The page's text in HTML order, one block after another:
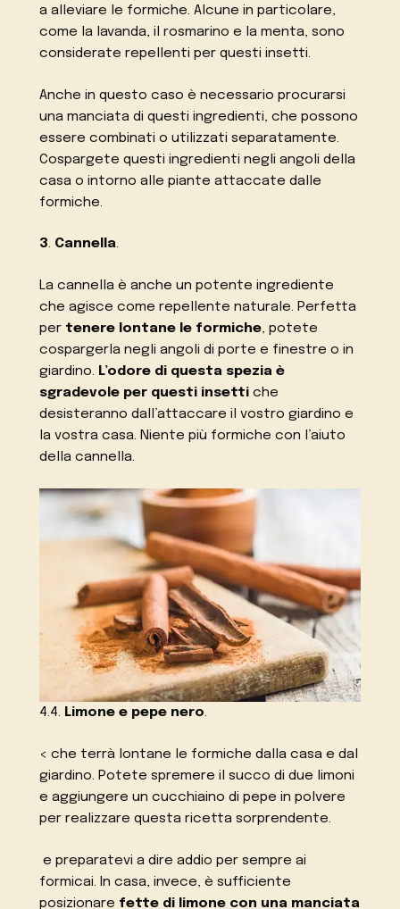
a alleviare le formiche. Alcune in particolare,
come la lavanda, il rosmarino e la menta, sono
considerate repellenti per questi insetti.
Anche in questo caso è necessario procurarsi
una manciata di questi ingredienti, che possono
essere combinati o utilizzati separatamente.
Cospargete questi ingredienti negli angoli della
casa o intorno alle piante attaccate dalle
formiche.
3. Cannella.
La cannella è anche un potente ingrediente
che agisce come repellente naturale. Perfetta
per tenere lontane le formiche, potete
cospargerla negli angoli di porte e finestre o in
giardino. L’odore di questa spezia è
sgradevole per questi insetti che
desisteranno dall’attaccare il vostro giardino e
la vostra casa. Niente più formiche con l’aiuto
della cannella.
4.4. Limone e pepe nero.
< che terrà lontane le formiche dalla casa e dal
giardino. Potete spremere il succo di due limoni
e aggiungere un cucchiaino di pepe in polvere
per realizzare questa ricetta sorprendente.
e preparatevi a dire addio per sempre ai
formicai. In casa, invece, è sufficiente
posizionare fette di limone con una manciata